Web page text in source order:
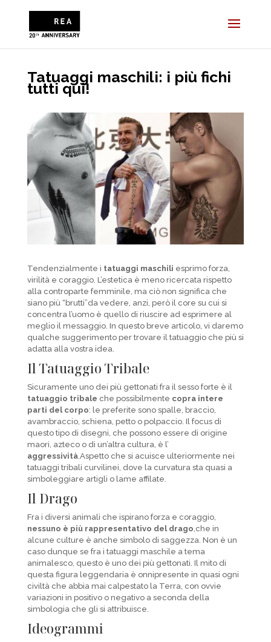
Tatuaggi maschili: i più fichi
tutti qui!
Tendenzialmente i tatuaggi maschili esprimo forza,
virilità e coraggio. L’estetica è meno ricercata rispetto
alla controparte femminile, ma ciò non significa che
siano più “brutti”da vedere, anzi, però il core su cui si
concentra l’uomo è quello di riuscire ad esprimere al
meglio il messaggio. In questo breve articolo, vi daremo
qualche suggerimento per trovare il tatuaggio che più si
adatta alla vostra idea.
Il Tatuaggio Tribale
Sicuramente uno dei più gettonati fra il sesso forte è il
tatuaggio tribale che possibilmente copra intere
parti del corpo: le preferite sono spalle, braccio,
avambraccio, schiena, petto o polpaccio. Il focus di
questo tipo di disegni, che possono essere di origine
maori, azteco o di un’altra cultura, è l’
aggressività.Aspetto che si acuisce ulteriormente nei
tatuaggi tribali curvilinei, dove la curvatura sta quasi a
simboleggiare artigli o lame affilate.
Il Drago
Fra i diversi animali che ispirano forza e coraggio,
nessuno è più rappresentativo del drago,che in
alcune culture è anche simbolo di saggezza. Non è un
caso dunque se fra i tatuaggi maschile a tema
animalesco, questo è uno dei più gettonati. Il mito di
questa figura leggendaria è onnipresente in quasi ogni
civiltà che abbia mai calpestato la Terra, con ovvie
variazioni in positivo o negativo a seconda della
simbologia che gli si attribuisce.
Ideogrammi